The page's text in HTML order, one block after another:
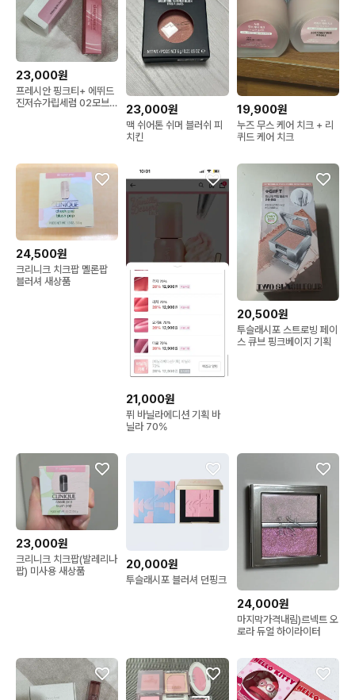
23,000원
프레시안 핑크티+ 에뛰드
진저슈가립세럼 02모브로
23,000원
맥 쉬어톤 쉬머 블러쉬 피
치킨
19,900원
누즈 무스 케어 치크 + 리
퀴드 케어 치크
24,500원
크리니크 치크팝 멜론팝
블러셔 새상품
21,000원
퓌 바닐라에디션 기획 바
닐라 70%
20,500원
투슬래시포 스트로빙 페이
스 큐브 핑크베이지 기획
23,000원
크리니크 치크팝(발레리나
팝) 미사용 새상품
20,000원
투슬래시포 블러셔 던핑크
24,000원
마지막가격내림)르넥트 오
로라 듀얼 하이라이터